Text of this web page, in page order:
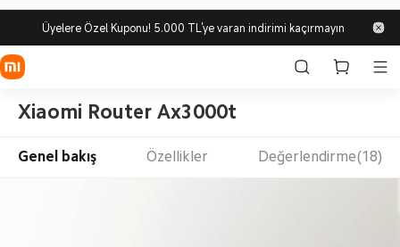
Üyelere Özel Kuponu! 5.000 TL'ye varan indirimi kaçırmayın
Xiaomi Router Ax3000t
Genel bakış Özellikler Değerlendirme(18)